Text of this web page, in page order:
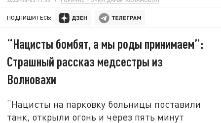
ПОДПИШИТЕСЬ:
“Нацисты бомбят, а мы роды принимаем”:
Страшный рассказ медсестры из
Волновахи
“Нацисты на парковку больницы поставили
танк, открыли огонь и через пять минут